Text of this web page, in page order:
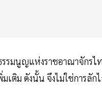
รมนูญแห่งราชอาณาจักรไ
เติม ดังนั้น จึงไม่ใช่การลัก